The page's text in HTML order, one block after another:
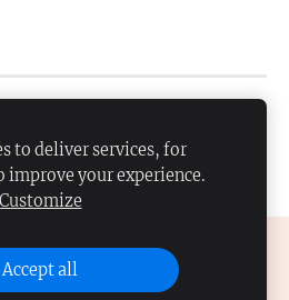
hide this text or hide this
at the above right corner.
COOKIES
to deliver services, for
improve your experience.
Customize
Accept all